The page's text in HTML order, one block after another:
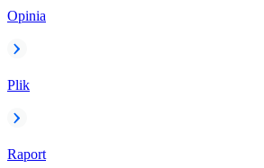
Opinia
Plik
Raport